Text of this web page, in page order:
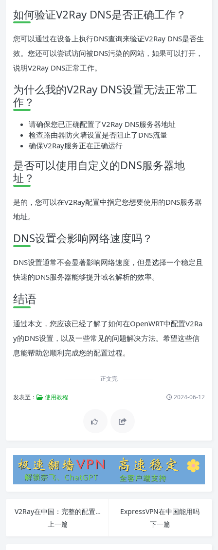
如何验证V2Ray DNS是否正确工作？
您可以通过在设备上执行DNS查询来验证V2Ray DNS是否生
效。您还可以尝试访问被DNS污染的网站，如果可以打开，
说明V2Ray DNS正常工作。
为什么我的V2Ray DNS设置无法正常工
作？
请确保您已正确配置了V2Ray DNS服务器地址
检查路由器防火墙设置是否阻止了DNS流量
确保V2Ray服务正在正确运行
是否可以使用自定义的DNS服务器地
址？
是的，您可以在V2Ray配置中指定您想要使用的DNS服务器
地址。
DNS设置会影响网络速度吗？
DNS设置通常不会显著影响网络速度，但是选择一个稳定且
快速的DNS服务器能够提升域名解析的效率。
结语
通过本文，您应该已经了解了如何在OpenWRT中配置V2Ra
y的DNS设置，以及一些常见的问题解决方法。希望这些信
息能帮助您顺利完成您的配置过程。
正文完
发表至： 使用教程 2024-06-12
V2Ray在中国：完整的配置和使用指南
上一篇
ExpressVPN在中国能用吗
下一篇